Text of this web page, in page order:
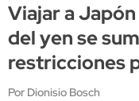
Viajar a
del yen se
restricciones
Por Dionisio Bosch